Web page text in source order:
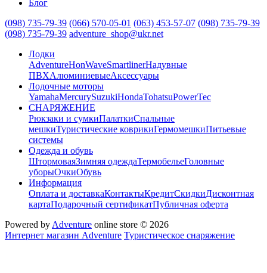
Блог
(098) 735-79-39 (066) 570-05-01 (063) 453-57-07 (098) 735-79-39
(098) 735-79-39 adventure_shop@ukr.net
Лодки
AdventureHonWaveSmartlinerНадувные
ПВХАлюминиевыеАксессуары
Лодочные моторы
YamahaMercurySuzukiHondaTohatsuPowerTec
СНАРЯЖЕНИЕ
Рюкзаки и сумкиПалаткиСпальные
мешкиТуристические коврикиГермомешкиПитьевые
системы
Одежда и обувь
ШтормоваяЗимняя одеждаТермобельеГоловные
уборыОчкиОбувь
Информация
Оплата и доставкаКонтактыКредитСкидкиДисконтная
картаПодарочный сертификатПубличная оферта
Powered by Adventure online store © 2026
Интернет магазин Adventure Туристическое снаряжение